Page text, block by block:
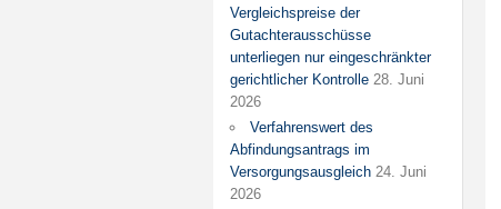
Vergleichspreise der
Gutachterausschüsse
unterliegen nur eingeschränkter
gerichtlicher Kontrolle 28. Juni
2026
Verfahrenswert des
Abfindungsantrags im
Versorgungsausgleich 24. Juni
2026